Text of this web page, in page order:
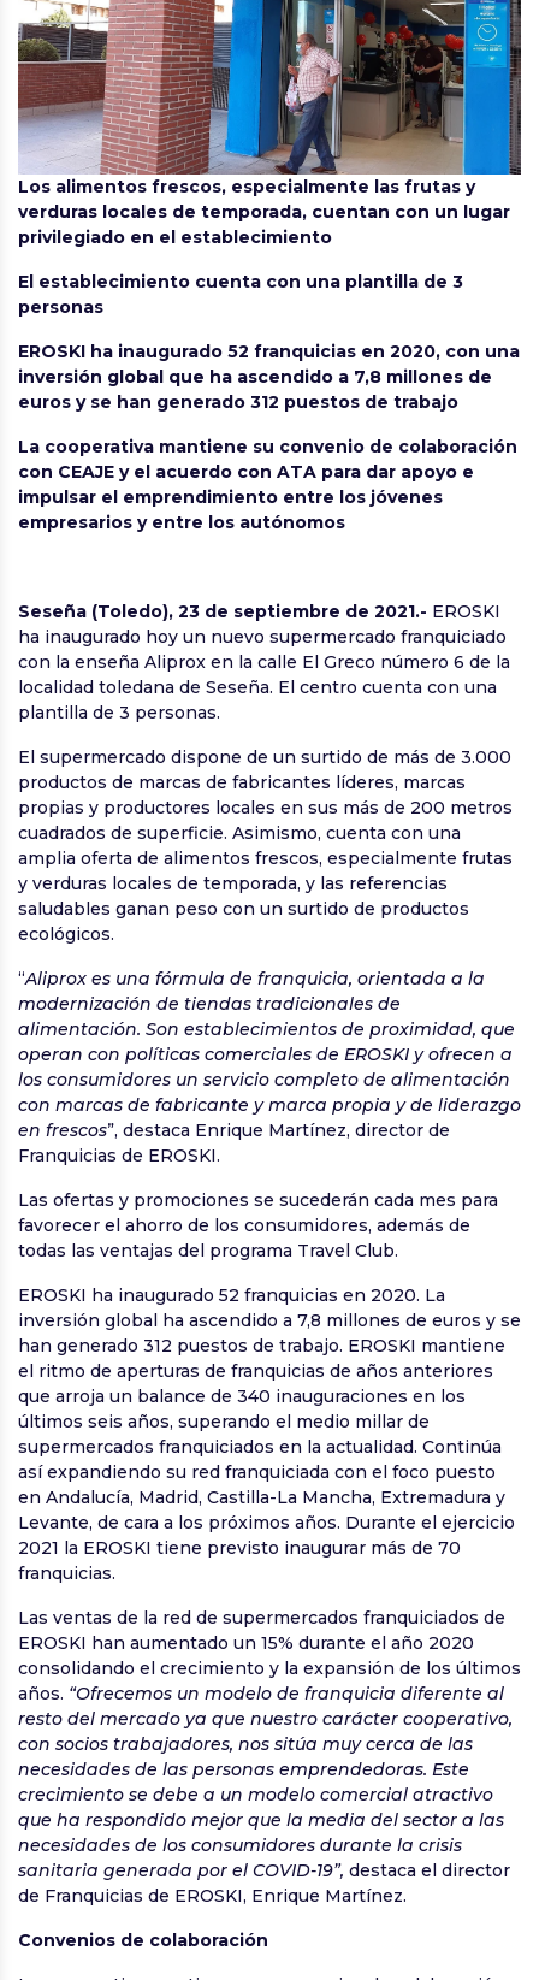
Los alimentos frescos, especialmente las frutas y
verduras locales de temporada, cuentan con un lugar
privilegiado en el establecimiento
El establecimiento cuenta con una plantilla de 3
personas
EROSKI ha inaugurado 52 franquicias en 2020, con una
inversión global que ha ascendido a 7,8 millones de
euros y se han generado 312 puestos de trabajo
La cooperativa mantiene su convenio de colaboración
con CEAJE y el acuerdo con ATA para dar apoyo e
impulsar el emprendimiento entre los jóvenes
empresarios y entre los autónomos
Seseña (Toledo), 23 de septiembre de 2021.- EROSKI
ha inaugurado hoy un nuevo supermercado franquiciado
con la enseña Aliprox en la calle El Greco número 6 de la
localidad toledana de Seseña. El centro cuenta con una
plantilla de 3 personas.
El supermercado dispone de un surtido de más de 3.000
productos de marcas de fabricantes líderes, marcas
propias y productores locales en sus más de 200 metros
cuadrados de superficie. Asimismo, cuenta con una
amplia oferta de alimentos frescos, especialmente frutas
y verduras locales de temporada, y las referencias
saludables ganan peso con un surtido de productos
ecológicos.
“Aliprox es una fórmula de franquicia, orientada a la
modernización de tiendas tradicionales de
alimentación. Son establecimientos de proximidad, que
operan con políticas comerciales de EROSKI y ofrecen a
los consumidores un servicio completo de alimentación
con marcas de fabricante y marca propia y de liderazgo
en frescos”, destaca Enrique Martínez, director de
Franquicias de EROSKI.
Las ofertas y promociones se sucederán cada mes para
favorecer el ahorro de los consumidores, además de
todas las ventajas del programa Travel Club.
EROSKI ha inaugurado 52 franquicias en 2020. La
inversión global ha ascendido a 7,8 millones de euros y se
han generado 312 puestos de trabajo. EROSKI mantiene
el ritmo de aperturas de franquicias de años anteriores
que arroja un balance de 340 inauguraciones en los
últimos seis años, superando el medio millar de
supermercados franquiciados en la actualidad. Continúa
así expandiendo su red franquiciada con el foco puesto
en Andalucía, Madrid, Castilla-La Mancha, Extremadura y
Levante, de cara a los próximos años. Durante el ejercicio
2021 la EROSKI tiene previsto inaugurar más de 70
franquicias.
Las ventas de la red de supermercados franquiciados de
EROSKI han aumentado un 15% durante el año 2020
consolidando el crecimiento y la expansión de los últimos
años. “Ofrecemos un modelo de franquicia diferente al
resto del mercado ya que nuestro carácter cooperativo,
con socios trabajadores, nos sitúa muy cerca de las
necesidades de las personas emprendedoras. Este
crecimiento se debe a un modelo comercial atractivo
que ha respondido mejor que la media del sector a las
necesidades de los consumidores durante la crisis
sanitaria generada por el COVID-19”, destaca el director
de Franquicias de EROSKI, Enrique Martínez.
Convenios de colaboración